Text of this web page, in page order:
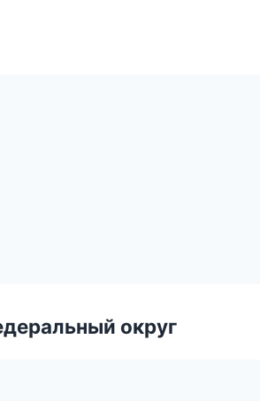
округ